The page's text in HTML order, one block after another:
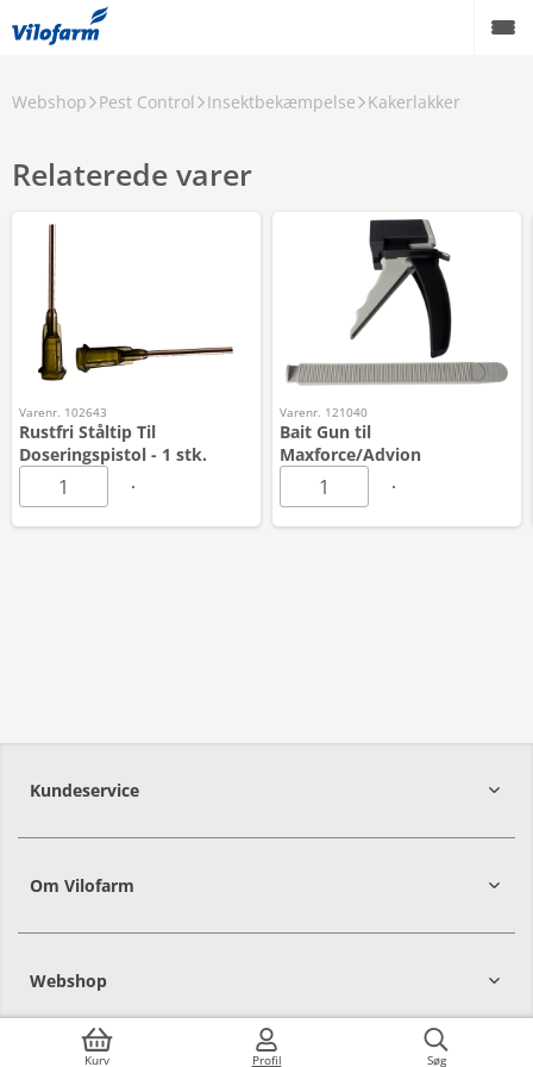
Kurv Profil Søg
Webshop Pest Control Insektbekæmpelse Kakerlakker
Relaterede varer
Varenr. 102643
Rustfri Ståltip Til
Doseringspistol - 1 stk.
Varenr. 121040
Bait Gun til
Maxforce/Advion
Kundeservice
Om Vilofarm
Webshop